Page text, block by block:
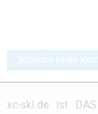
Schreibe einen
xc-ski.de ist